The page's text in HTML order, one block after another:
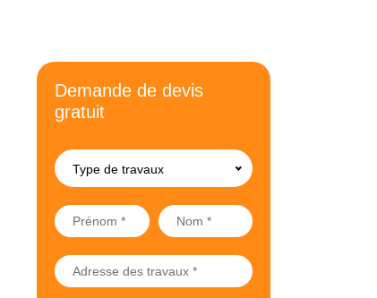
Demande de devis
gratuit
Type de travaux